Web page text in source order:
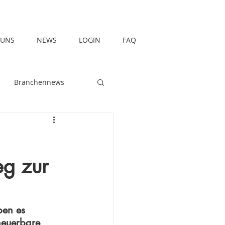
NEWS LOGIN FAQ
Branchennews
zur
es